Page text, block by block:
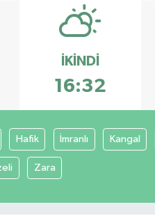
İKINDI
16:32
Hafik İmranlı Kangal
Zara